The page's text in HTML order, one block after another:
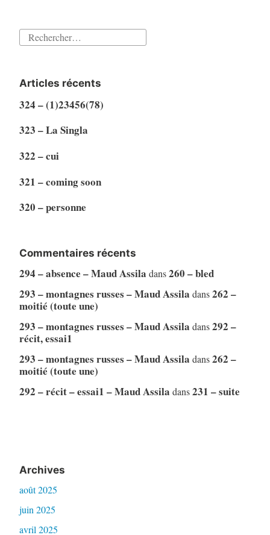
Rechercher :
Articles récents
324 – (1)23456(78)
323 – La Singla
322 – cui
321 – coming soon
320 – personne
Commentaires récents
294 – absence – Maud Assila dans260 – bled
293 – montagnes russes – Maud Assila dans262 –
moitié (toute une)
293 – montagnes russes – Maud Assila dans292 –
récit, essai1
293 – montagnes russes – Maud Assila dans262 –
moitié (toute une)
292 – récit – essai1 – Maud Assila dans231 – suite
Archives
août 2025
juin 2025
avril 2025